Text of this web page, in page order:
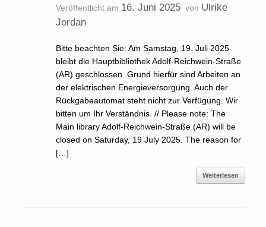
Veröffentlicht am 16. Juni 2025 von Ulrike
Jordan
Bitte beachten Sie: Am Samstag, 19. Juli 2025
bleibt die Hauptbibliothek Adolf-Reichwein-Straße
(AR) geschlossen. Grund hierfür sind Arbeiten an
der elektrischen Energieversorgung. Auch der
Rückgabeautomat steht nicht zur Verfügung. Wir
bitten um Ihr Verständnis. // Please note: The
Main library Adolf-Reichwein-Straße (AR) will be
closed on Saturday, 19 July 2025. The reason for
[…]
Weiterlesen